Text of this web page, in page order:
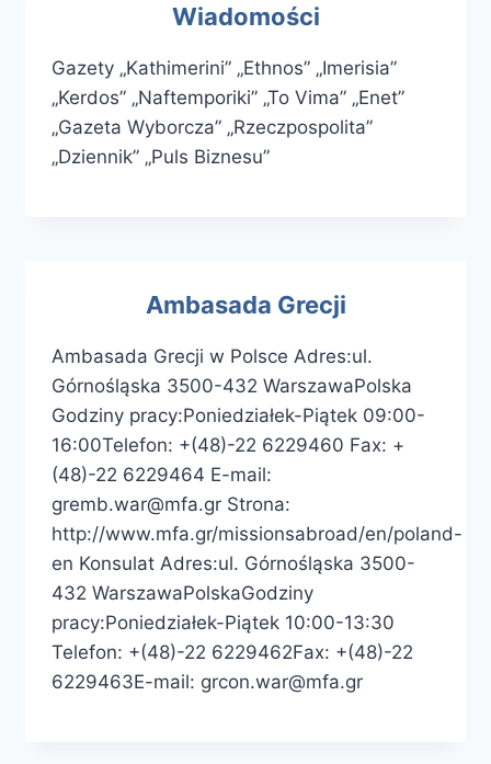
Wiadomości
Gazety „Kathimerini” „Ethnos” „Imerisia”
„Kerdos” „Naftemporiki” „To Vima” „Enet”
„Gazeta Wyborcza” „Rzeczpospolita”
„Dziennik” „Puls Biznesu”
Ambasada Grecji
Ambasada Grecji w Polsce Adres:ul.
Górnośląska 3500-432 WarszawaPolska
Godziny pracy:Poniedziałek-Piątek 09:00-
16:00Telefon: +(48)-22 6229460 Fax: +
(48)-22 6229464 E-mail:
gremb.war@mfa.gr Strona:
http://www.mfa.gr/missionsabroad/en/poland-
en Konsulat Adres:ul. Górnośląska 3500-
432 WarszawaPolskaGodziny
pracy:Poniedziałek-Piątek 10:00-13:30
Telefon: +(48)-22 6229462Fax: +(48)-22
6229463E-mail: grcon.war@mfa.gr